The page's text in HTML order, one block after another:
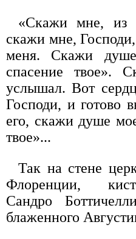
«Скажи мне, из
скажи мне,
меня. Скажи
спасение твое».
услышал. Вот
Господи, и готово
его, скажи душе
твое»...
Так на стене
Флоренции,
Сандро
блаженного